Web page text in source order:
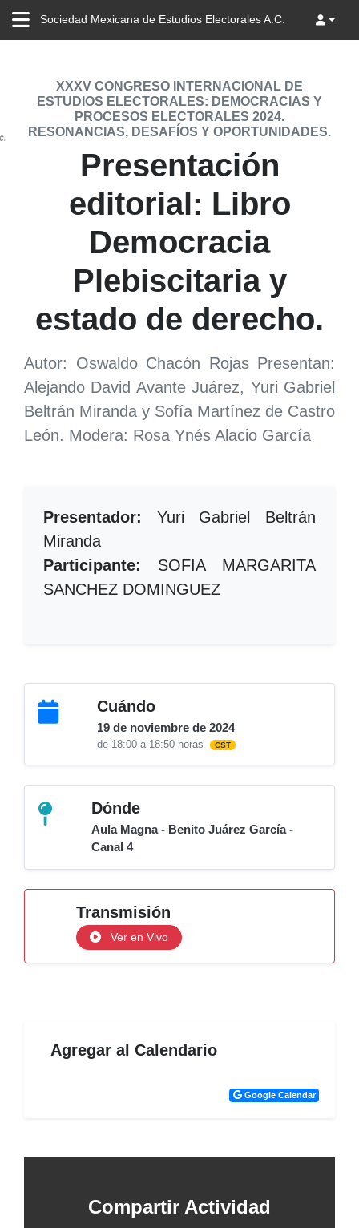
Sociedad Mexicana de Estudios Electorales A.C.
XXXV CONGRESO INTERNACIONAL DE
ESTUDIOS ELECTORALES: DEMOCRACIAS Y
PROCESOS ELECTORALES 2024.
RESONANCIAS, DESAFÍOS Y OPORTUNIDADES.
Presentación
editorial: Libro
Democracia
Plebiscitaria y
estado de derecho.
Autor: Oswaldo Chacón Rojas Presentan:
Alejando David Avante Juárez, Yuri Gabriel
Beltrán Miranda y Sofía Martínez de Castro
León. Modera: Rosa Ynés Alacio García
Presentador: Yuri Gabriel Beltrán
Miranda
Participante: SOFIA MARGARITA
SANCHEZ DOMINGUEZ
Cuándo
19 de noviembre de 2024
de 18:00 a 18:50 horas CST
Dónde
Aula Magna - Benito Juárez García -
Canal 4
Transmisión
Ver en Vivo
Agregar al Calendario
Google Calendar
Compartir Actividad